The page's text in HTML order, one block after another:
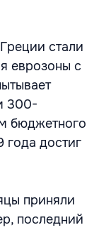
стали
еврозоны с
300-
бюджетного
года достиг
приняли
последний